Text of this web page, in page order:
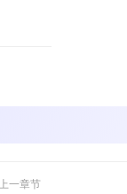
一章节